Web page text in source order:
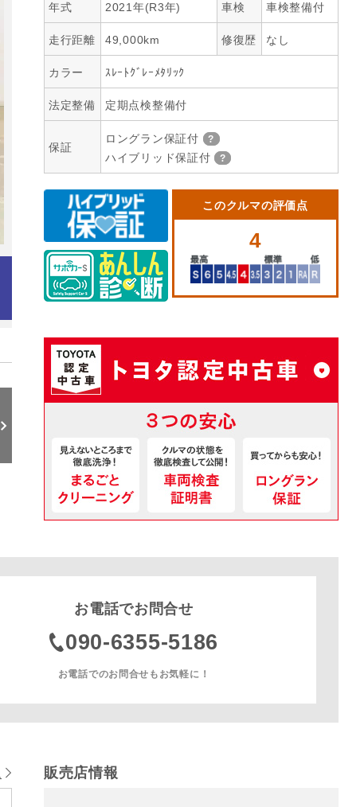
年式 2021年(R3年) 車検 車検整備付
走行距離 49,000km 修復歴 なし
カラー ｽﾚｰﾄｸﾞﾚｰﾒﾀﾘｯｸ
法定整備 定期点検整備付
保証
ロングラン保証付
ハイブリッド保証付
このクルマの評価点
4
お電話でお問合せ
090-6355-5186
お電話でのお問合せもお気軽に！
販売店情報